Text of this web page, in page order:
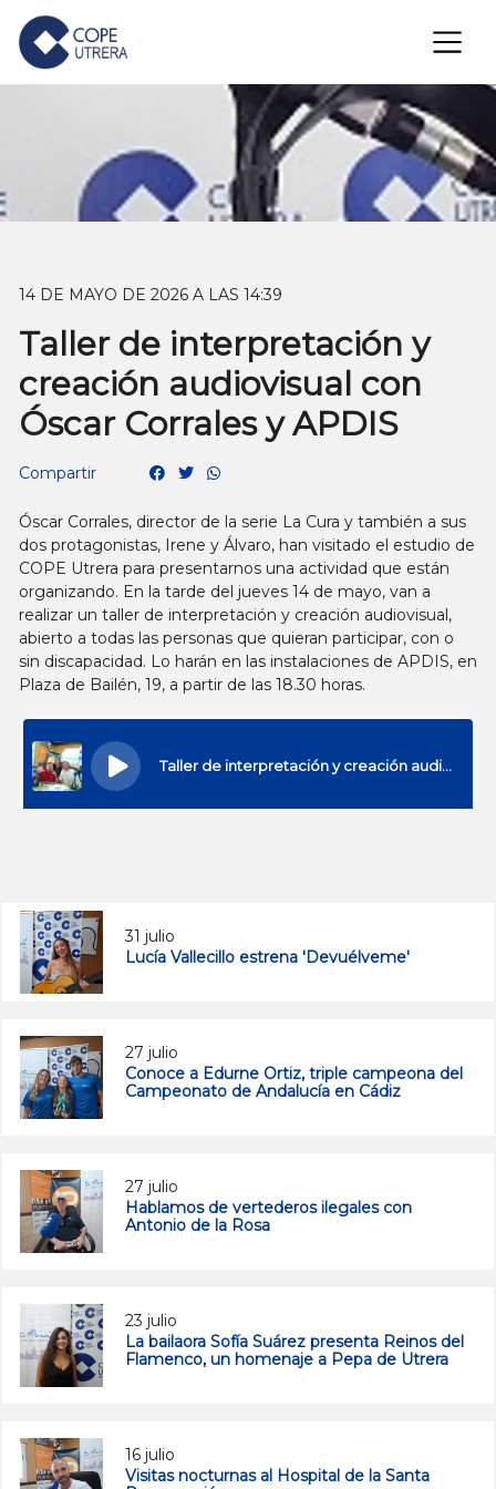
×
14 DE MAYO DE 2026 A LAS 14:39
Taller de interpretación y
creación audiovisual con
Óscar Corrales y APDIS
Compartir
Óscar Corrales, director de la serie La Cura y también a sus
dos protagonistas, Irene y Álvaro, han visitado el estudio de
COPE Utrera para presentarnos una actividad que están
organizando. En la tarde del jueves 14 de mayo, van a
realizar un taller de interpretación y creación audiovisual,
abierto a todas las personas que quieran participar, con o
sin discapacidad. Lo harán en las instalaciones de APDIS, en
Plaza de Bailén, 19, a partir de las 18.30 horas.
31 julio
Lucía Vallecillo estrena 'Devuélveme'
27 julio
Conoce a Edurne Ortiz, triple campeona del
Campeonato de Andalucía en Cádiz
27 julio
Hablamos de vertederos ilegales con
Antonio de la Rosa
23 julio
La bailaora Sofía Suárez presenta Reinos del
Flamenco, un homenaje a Pepa de Utrera
16 julio
Visitas nocturnas al Hospital de la Santa